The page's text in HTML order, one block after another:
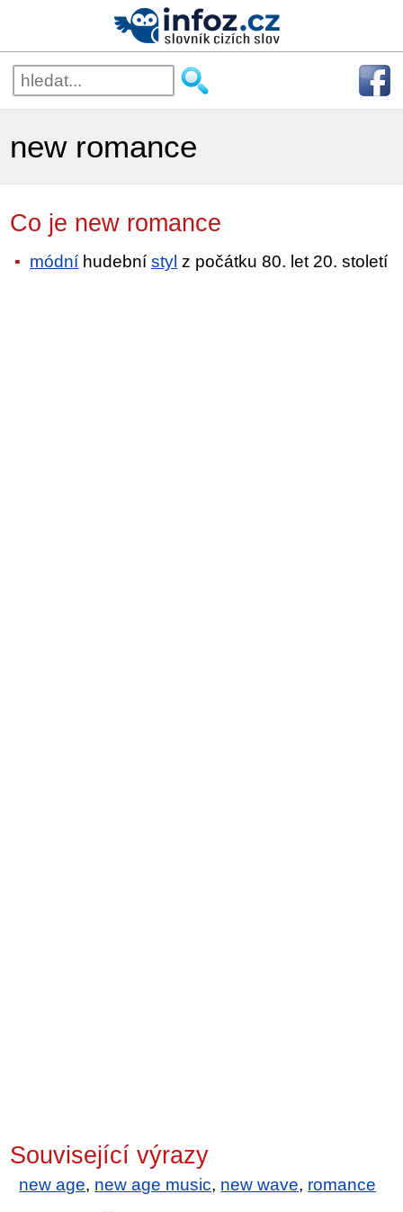
new romance
Co je new romance
módní hudebnístyl z počátku 80. let 20. století
Související výrazy
new age, new age music, new wave, romance